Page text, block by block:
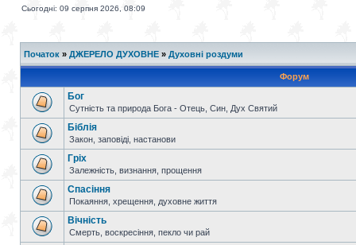
Сьогодні: 09 серпня 2026, 08:09
Початок » ДЖЕРЕЛО ДУХОВНЕ » Духовні роздуми
Форум
Бог
Сутність та природа Бога - Отець, Син, Дух Святий
Біблія
Закон, заповіді, настанови
Гріх
Залежність, визнання, прощення
Спасіння
Покаяння, хрещення, духовне життя
Вічність
Смерть, воскресіння, пекло чи рай